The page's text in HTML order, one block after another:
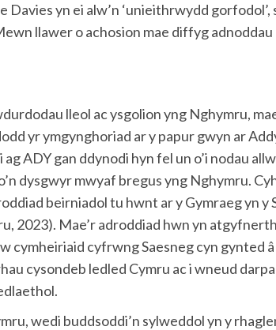
yn ei alw’n ‘unieithrwydd
llawer o achosion mae diffyg
lleol ac ysgolion yng Nghymru,
yr ymgynghoriad ar y papur gwyn ar
ADY gan ddynodi hyn fel un o’i nodau
dysgwyr mwyaf bregus yng Nghymru.
beirniadol tu hwnt ar y Gymraeg yn y
2023). Mae’r adroddiad hwn yn
cymheiriaid cyfrwng Saesneg cyn
cysondeb ledled Cymru ac i wneud
wedi buddsoddi’n sylweddol yn y